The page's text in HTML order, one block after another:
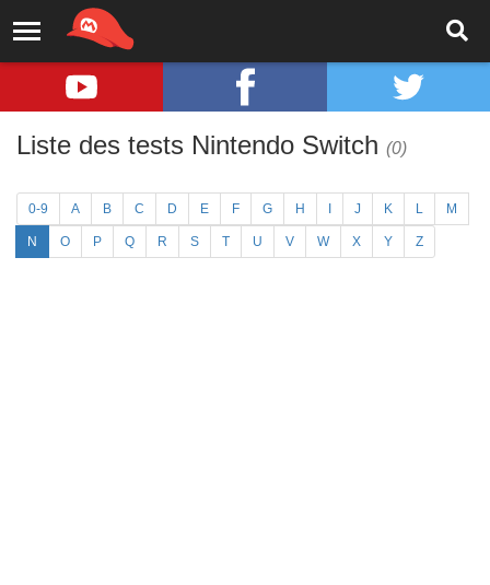
Liste des tests Nintendo Switch (0)
0-9 A B C D E F G H J K L M
N O P Q R S T U V W X Y Z